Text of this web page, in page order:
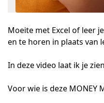
Moeite met Excel of leer
en te horen in plaats van
In deze video laat ik je
Voor wie is deze MONEY